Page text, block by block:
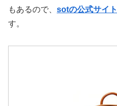
もあるので、 sotの公式サイト
す。